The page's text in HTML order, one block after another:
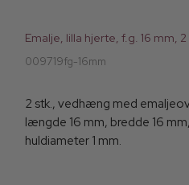
Emalje, lilla hjerte, f.g. 16 mm, 2
009719fg-16mm
2 stk., vedhæng med
længde 16 mm, bredde 16
huldiameter 1 mm.